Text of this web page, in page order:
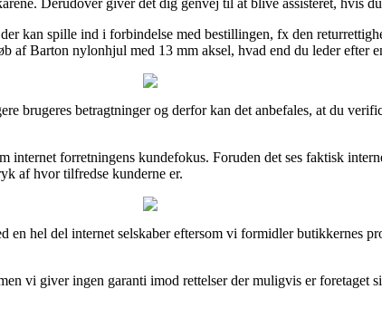
kan spille ind i forbindelse med bestillingen, fx den
af Barton nylonhjul med 13 mm aksel, hvad end du leder efter
brugeres betragtninger og derfor kan det anbefales, at du
forretningens kundefokus. Foruden det ses faktisk
af hvor tilfredse kunderne er.
hel del internet selskaber eftersom vi formidler butikkernes
vi giver ingen garanti imod rettelser der muligvis er foretaget